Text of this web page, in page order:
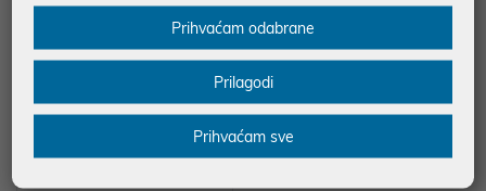
-23%
Prihvaćam odabrane
Prilagodi
Prihvaćam sve